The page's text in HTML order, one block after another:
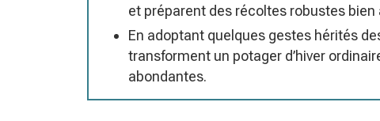
et préparent des récoltes robustes
En adoptant quelques gestes hérités
transforment un potager d’hiver
abondantes.